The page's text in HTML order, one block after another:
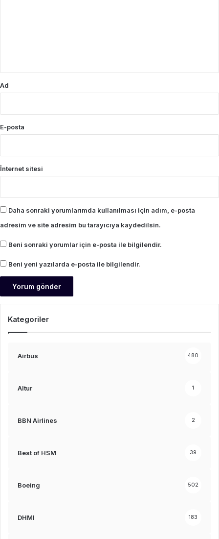
Ad
E-posta
İnternet sitesi
Daha sonraki yorumlarımda kullanılması için adım, e-posta
adresim ve site adresim bu tarayıcıya kaydedilsin.
Beni sonraki yorumlar için e-posta ile bilgilendir.
Beni yeni yazılarda e-posta ile bilgilendir.
Kategoriler
Airbus 480
Altur 1
BBN Airlines 2
Best of HSM 39
Boeing 502
DHMI 183